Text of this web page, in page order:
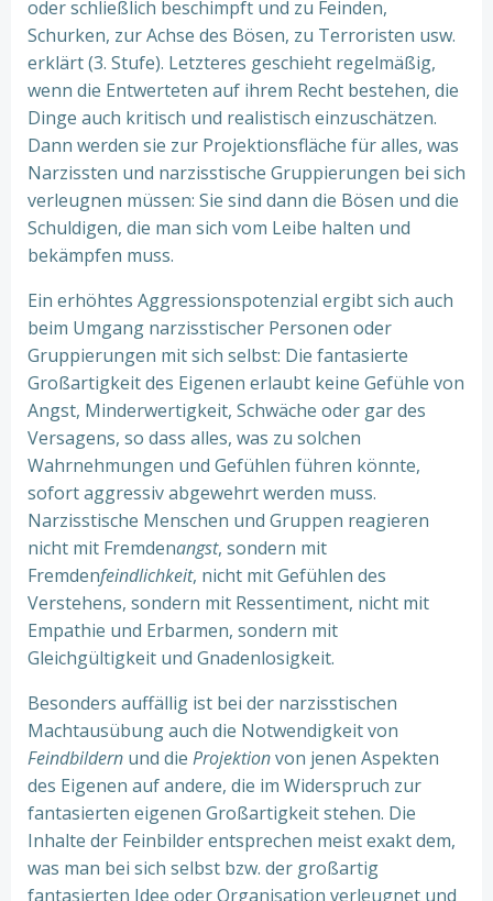
oder schließlich beschimpft und zu Feinden,
Schurken, zur Achse des Bösen, zu Terroristen usw.
erklärt (3. Stufe). Letzteres geschieht regelmäßig,
wenn die Entwerteten auf ihrem Recht bestehen, die
Dinge auch kritisch und realistisch einzuschätzen.
Dann werden sie zur Projektionsfläche für alles, was
Narzissten und narzisstische Gruppierungen bei sich
verleugnen müssen: Sie sind dann die Bösen und die
Schuldigen, die man sich vom Leibe halten und
bekämpfen muss.
Ein erhöhtes Aggressionspotenzial ergibt sich auch
beim Umgang narzisstischer Personen oder
Gruppierungen mit sich selbst: Die fantasierte
Großartigkeit des Eigenen erlaubt keine Gefühle von
Angst, Minderwertigkeit, Schwäche oder gar des
Versagens, so dass alles, was zu solchen
Wahrnehmungen und Gefühlen führen könnte,
sofort aggressiv abgewehrt werden muss.
Narzisstische Menschen und Gruppen reagieren
nicht mit Fremdenangst, sondern mit
Fremdenfeindlichkeit, nicht mit Gefühlen des
Verstehens, sondern mit Ressentiment, nicht mit
Empathie und Erbarmen, sondern mit
Gleichgültigkeit und Gnadenlosigkeit.
Besonders auffällig ist bei der narzisstischen
Machtausübung auch die Notwendigkeit von
Feindbildern und die Projektionvon jenen Aspekten
des Eigenen auf andere, die im Widerspruch zur
fantasierten eigenen Großartigkeit stehen. Die
Inhalte der Feinbilder entsprechen meist exakt dem,
was man bei sich selbst bzw. der großartig
fantasierten Idee oder Organisation verleugnet und